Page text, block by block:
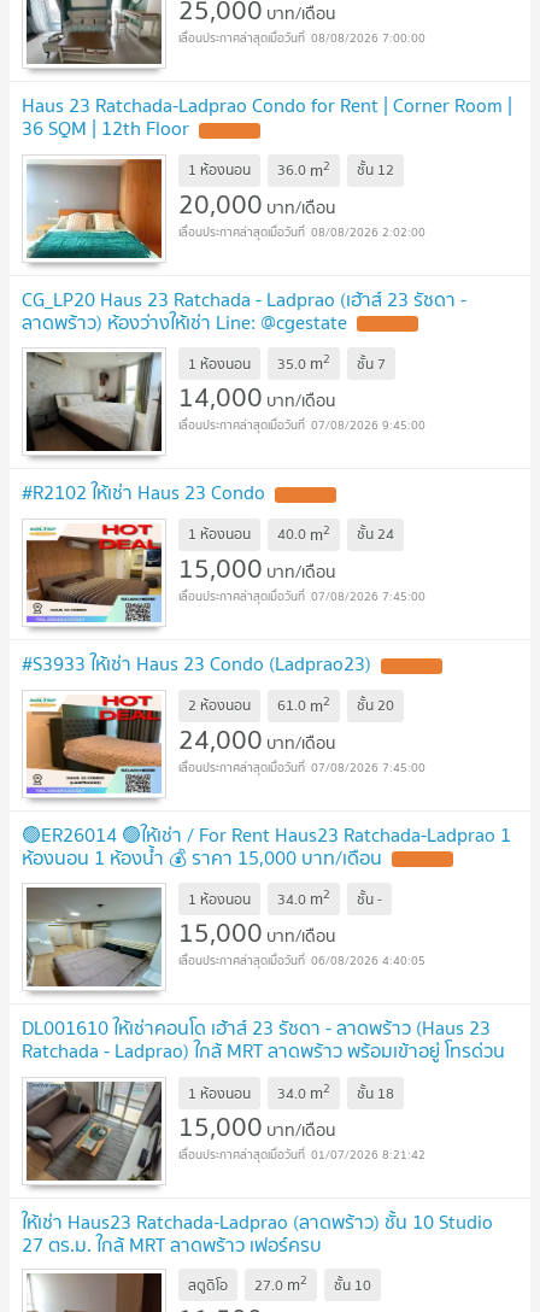
25,000 บาท/เดือน
08/08/2026 7:00:00
Haus 23 Ratchada-Ladprao Condo for Rent | Corner Room |
36 SQM | 12th Floor
1 ห้องนอน 36.0 m2 ชั้น 12
20,000 บาท/เดือน
08/08/2026 2:02:00
CG_LP20 Haus 23 Ratchada - Ladprao (เฮ้าส์ 23 รัชดา -
ลาดพร้าว) ห้องว่างให้เช่า Line: @cgestate
1 ห้องนอน 35.0 m2 ชั้น 7
14,000 บาท/เดือน
07/08/2026 9:45:00
#R2102 ให้เช่า Haus 23 Condo
1 ห้องนอน 40.0 m2 ชั้น24
15,000 บาท/เดือน
07/08/2026 7:45:00
#S3933 ให้เช่า Haus 23 Condo (Ladprao23)
2 ห้องนอน 61.0 m2 ชั้น20
24,000 บาท/เดือน
07/08/2026 7:45:00
🟢ER26014 🟢ให้เช่า / For Rent Haus23 Ratchada-Ladprao 1
ห้องนอน 1 ห้องน้ำ 💰 ราคา 15,000 บาท/เดือน
1 ห้องนอน 34.0 m2 ชั้น-
15,000 บาท/เดือน
06/08/2026 4:40:05
DL001610 ให้เช่าคอนโด เฮ้าส์ 23 รัชดา - ลาดพร้าว (Haus 23
Ratchada - Ladprao) ใกล้ MRT ลาดพร้าว พร้อมเข้าอยู่ โทรด่วน
0614453194 LineID @952jdxxk
1 ห้องนอน 34.0 m2 ชั้น 18
15,000 บาท/เดือน
01/07/2026 8:21:42
ให้เช่า Haus23 Ratchada-Ladprao (ลาดพร้าว) ชั้น 10 Studio
27 ตร.ม. ใกล้ MRT ลาดพร้าว เฟอร์ครบ
สตูดิโอ 27.0 m2 ชั้น 10